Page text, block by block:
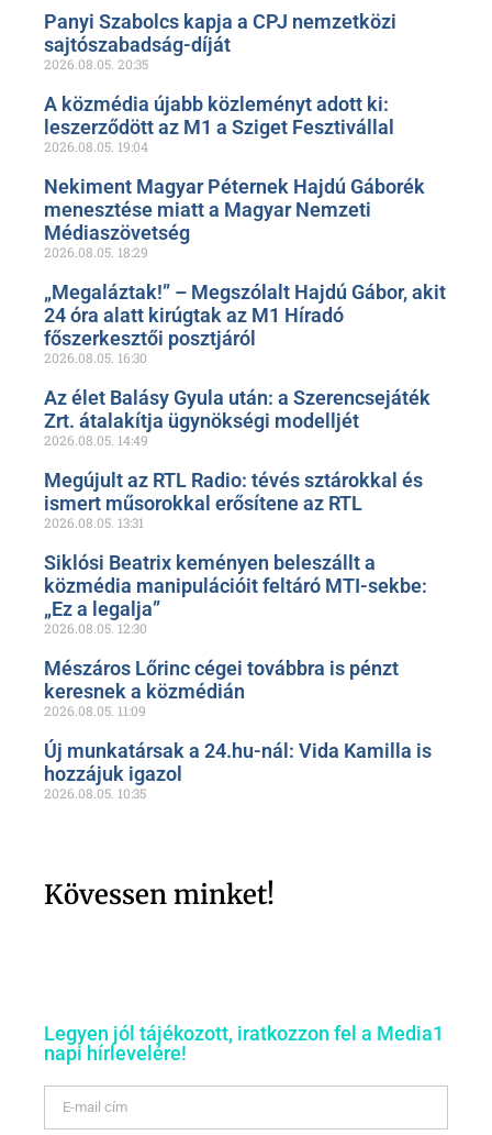
Panyi Szabolcs kapja a CPJ nemzetközi
sajtószabadság-díját
2026.08.05. 20:35
A közmédia újabb közleményt adott ki:
leszerződött az M1 a Sziget Fesztivállal
2026.08.05. 19:04
Nekiment Magyar Péternek Hajdú Gáborék
menesztése miatt a Magyar Nemzeti
Médiaszövetség
2026.08.05. 18:29
„Megaláztak!” – Megszólalt Hajdú Gábor, akit
24 óra alatt kirúgtak az M1 Híradó
főszerkesztői posztjáról
2026.08.05. 16:30
Az élet Balásy Gyula után: a Szerencsejáték
Zrt. átalakítja ügynökségi modelljét
2026.08.05. 14:49
Megújult az RTL Radio: tévés sztárokkal és
ismert műsorokkal erősítene az RTL
2026.08.05. 13:31
Siklósi Beatrix keményen beleszállt a
közmédia manipulációit feltáró MTI-sekbe:
„Ez a legalja”
2026.08.05. 12:30
Mészáros Lőrinc cégei továbbra is pénzt
keresnek a közmédián
2026.08.05. 11:09
Új munkatársak a 24.hu-nál: Vida Kamilla is
hozzájuk igazol
2026.08.05. 10:35
Kövessen minket!
Legyen jól tájékozott, iratkozzon fel a Media1
napi hírlevelére!